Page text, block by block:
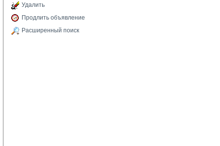
Удалить
Продлить объявление
Расширенный поиск